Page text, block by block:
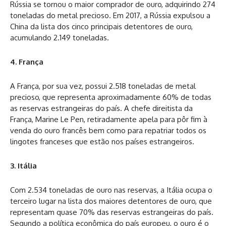
Rússia se tornou o maior comprador de ouro, adquirindo 274
toneladas do metal precioso. Em 2017, a Rússia expulsou a
China da lista dos cinco principais detentores de ouro,
acumulando 2.149 toneladas.
4. França
A França, por sua vez, possui 2.518 toneladas de metal
precioso, que representa aproximadamente 60% de todas
as reservas estrangeiras do país. A chefe direitista da
França, Marine Le Pen, retiradamente apela para pôr fim à
venda do ouro francês bem como para repatriar todos os
lingotes franceses que estão nos países estrangeiros.
3. Itália
Com 2.534 toneladas de ouro nas reservas, a Itália ocupa o
terceiro lugar na lista dos maiores detentores de ouro, que
representam quase 70% das reservas estrangeiras do país.
Segundo a política econômica do país europeu, o ouro é o